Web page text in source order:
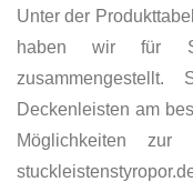
Unter der
haben wir für
Deckenleisten am
Möglichkeiten